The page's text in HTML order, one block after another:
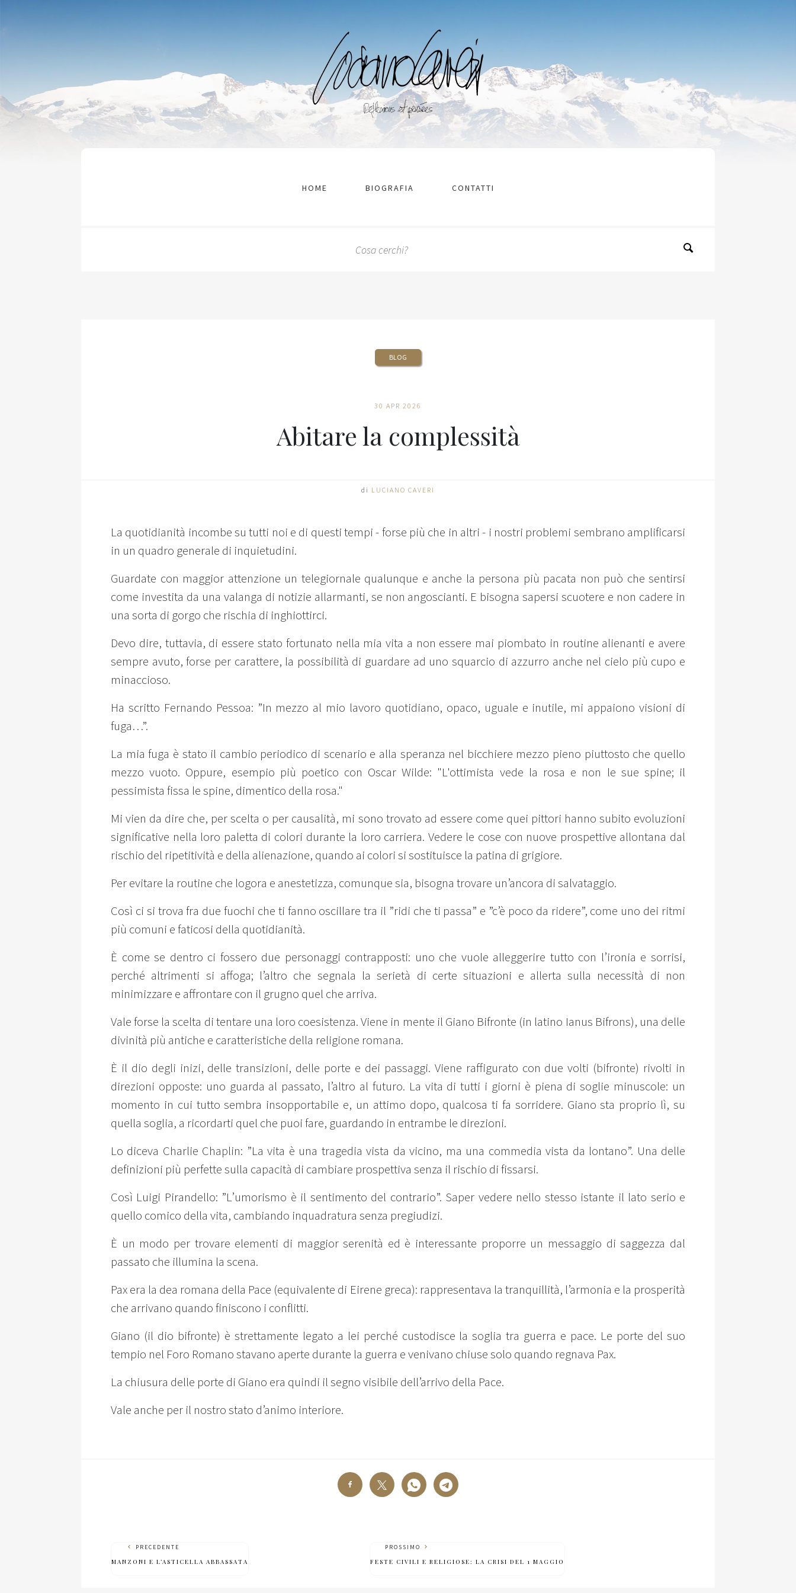
HOME BIOGRAFIA CONTATTI
BLOG
30 APR 2026
Abitare la complessità
di LUCIANO CAVERI
La quotidianità incombe su tutti noi e di questi tempi - forse più che in altri - i nostri problemi sembrano amplificarsi
in un quadro generale di inquietudini.
Guardate con maggior attenzione un telegiornale qualunque e anche la persona più pacata non può che sentirsi
come investita da una valanga di notizie allarmanti, se non angoscianti. E bisogna sapersi scuotere e non cadere in
una sorta di gorgo che rischia di inghiottirci.
Devo dire, tuttavia, di essere stato fortunato nella mia vita a non essere mai piombato in routine alienanti e avere
sempre avuto, forse per carattere, la possibilità di guardare ad uno squarcio di azzurro anche nel cielo più cupo e
minaccioso.
Ha scritto Fernando Pessoa: ”In mezzo al mio lavoro quotidiano, opaco, uguale e inutile, mi appaiono visioni di
fuga…”.
La mia fuga è stato il cambio periodico di scenario e alla speranza nel bicchiere mezzo pieno piuttosto che quello
mezzo vuoto. Oppure, esempio più poetico con Oscar Wilde: "L'ottimista vede la rosa e non le sue spine; il
pessimista fissa le spine, dimentico della rosa."
Mi vien da dire che, per scelta o per causalità, mi sono trovato ad essere come quei pittori hanno subito evoluzioni
significative nella loro paletta di colori durante la loro carriera. Vedere le cose con nuove prospettive allontana dal
rischio del ripetitività e della alienazione, quando ai colori si sostituisce la patina di grigiore.
Per evitare la routine che logora e anestetizza, comunque sia, bisogna trovare un’ancora di salvataggio.
Così ci si trova fra due fuochi che ti fanno oscillare tra il ”ridi che ti passa” e ”c’è poco da ridere”, come uno dei ritmi
più comuni e faticosi della quotidianità.
È come se dentro ci fossero due personaggi contrapposti: uno che vuole alleggerire tutto con l’ironia e sorrisi,
perché altrimenti si affoga; l’altro che segnala la serietà di certe situazioni e allerta sulla necessità di non
minimizzare e affrontare con il grugno quel che arriva.
Vale forse la scelta di tentare una loro coesistenza. Viene in mente il Giano Bifronte (in latino Ianus Bifrons), una delle
divinità più antiche e caratteristiche della religione romana.
È il dio degli inizi, delle transizioni, delle porte e dei passaggi. Viene raffigurato con due volti (bifronte) rivolti in
direzioni opposte: uno guarda al passato, l’altro al futuro. La vita di tutti i giorni è piena di soglie minuscole: un
momento in cui tutto sembra insopportabile e, un attimo dopo, qualcosa ti fa sorridere. Giano sta proprio lì, su
quella soglia, a ricordarti quel che puoi fare, guardando in entrambe le direzioni.
Lo diceva Charlie Chaplin: ”La vita è una tragedia vista da vicino, ma una commedia vista da lontano”. Una delle
definizioni più perfette sulla capacità di cambiare prospettiva senza il rischio di fissarsi.
Così Luigi Pirandello: ”L’umorismo è il sentimento del contrario”. Saper vedere nello stesso istante il lato serio e
quello comico della vita, cambiando inquadratura senza pregiudizi.
È un modo per trovare elementi di maggior serenità ed è interessante proporre un messaggio di saggezza dal
passato che illumina la scena.
Pax era la dea romana della Pace (equivalente di Eirene greca): rappresentava la tranquillità, l’armonia e la prosperità
che arrivano quando finiscono i conflitti.
Giano (il dio bifronte) è strettamente legato a lei perché custodisce la soglia tra guerra e pace. Le porte del suo
tempio nel Foro Romano stavano aperte durante la guerra e venivano chiuse solo quando regnava Pax.
La chiusura delle porte di Giano era quindi il segno visibile dell’arrivo della Pace.
Vale anche per il nostro stato d’animo interiore.
PRECEDENTE
MANZONI E L’ASTICELLA ABBASSATA
PROSSIMO
FESTE CIVILI E RELIGIOSE: LA CRISI DEL 1 MAGGIO